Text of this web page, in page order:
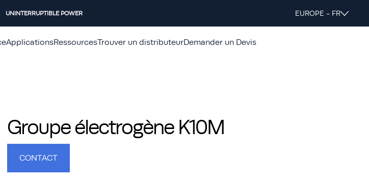
UNINTERRUPTIBLE POWER EUROPE - FR
ApplicationsRessourcesTrouver un distributeurDemander un Devis
Groupe électrogène K10M
CONTACT